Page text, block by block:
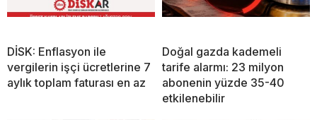
DİSK: Enflasyon ile
vergilerin işçi ücretlerine 7
aylık toplam faturası en az
Doğal gazda kademeli
tarife alarmı: 23 milyon
abonenin yüzde 35-40
etkilenebilir